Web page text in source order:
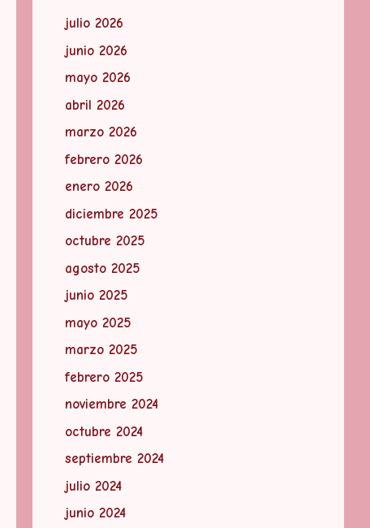
julio 2026
junio 2026
mayo 2026
abril 2026
marzo 2026
febrero 2026
enero 2026
diciembre 2025
octubre 2025
agosto 2025
junio 2025
mayo 2025
marzo 2025
febrero 2025
noviembre 2024
octubre 2024
septiembre 2024
julio 2024
junio 2024